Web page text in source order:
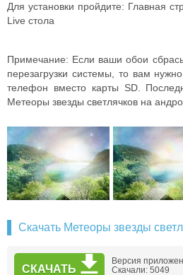
Для установки пройдите: Главная
Live стола
Примечание: Если ваши обои
перезагрузки системы, то вам
телефон вместо карты SD.
Метеоры звезды светлячков на
Скачать Метеоры звезды
СКАЧАТЬ
Версия
Скачали: 5049